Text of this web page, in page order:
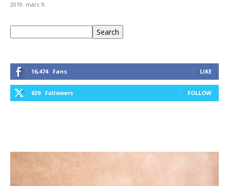
2019. márc 9.
Search
16,474 Fans LIKE
639 Followers FOLLOW